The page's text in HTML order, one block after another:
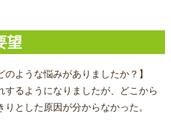
望
のような悩みがありましたか？】
するようになりましたが、どこから
とした原因が分からなかった。